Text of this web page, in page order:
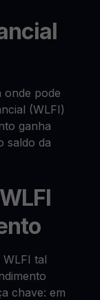
onde pode
(WLFI)
ganha
saldo da
tal
chave: em